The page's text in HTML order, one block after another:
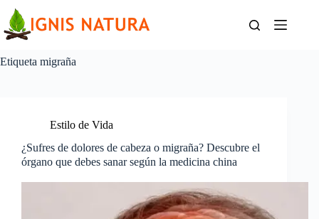
contenido
Etiqueta migraña
Estilo de Vida
¿Sufres de dolores de cabeza o migraña? Descubre el
órgano que debes sanar según la medicina china